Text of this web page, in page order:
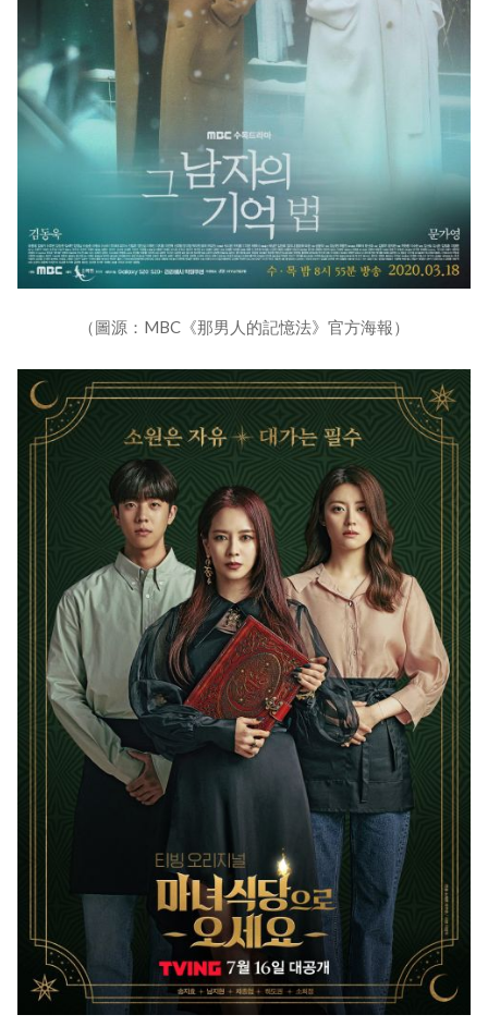
（圖源：MBC《那男人的記憶法》官方海報）